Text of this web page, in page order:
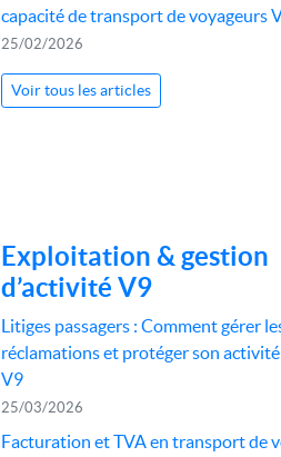
capacité de transport de voyageurs
25/02/2026
Voir tous les articles
Exploitation & gestion
d’activité V9
Litiges passagers : Comment gérer
réclamations et protéger son
V9
25/03/2026
Facturation et TVA en transport de